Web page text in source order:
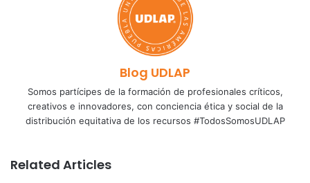
Blog UDLAP
Somos partícipes de la formación de profesionales críticos,
creativos e innovadores, con conciencia ética y social de la
distribución equitativa de los recursos #TodosSomosUDLAP
Related Articles